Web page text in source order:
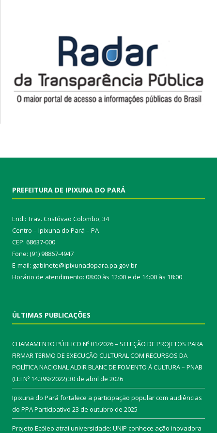
PREFEITURA DE IPIXUNA DO PARÁ
End.: Trav. Cristóvão Colombo, 34
Centro – Ipixuna do Pará – PA
CEP: 68637-000
Fone: (91) 98867-4947
E-mail: gabinete@ipixunadopara.pa.gov.br
Horário de atendimento: 08:00 às 12:00 e de 14:00 às 18:00
ÚLTIMAS PUBLICAÇÕES
CHAMAMENTO PÚBLICO Nº 01/2026 – SELEÇÃO DE PROJETOS PARA
FIRMAR TERMO DE EXECUÇÃO CULTURAL COM RECURSOS DA
POLÍTICA NACIONAL ALDIR BLANC DE FOMENTO À CULTURA – PNAB
(LEI Nº 14.399/2022)30 de abril de 2026
Ipixuna do Pará fortalece a participação popular com audiências
do PPA Participativo 23 de outubro de 2025
Projeto Ecóleo atrai universidade: UNIP conhece ação inovadora